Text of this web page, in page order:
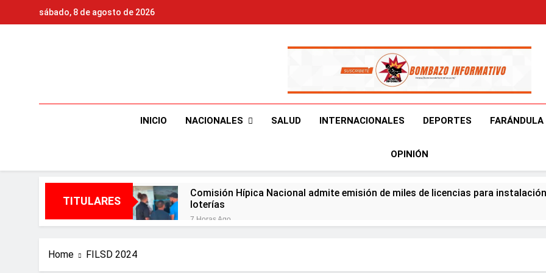
sábado, 8 de agosto de 2026
Bombazo
INICIO NACIONALES SALUD INTERNACIONALES DEPORTES FARÁNDULA
OPINIÓN
TITULARES
Comisión Hípica Nacional admite emisión de miles de licencias para
loterías
7 Horas Ago
Home FILSD 2024